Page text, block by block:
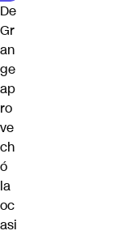
De
Gr
an
ge
ap
ro
ve
ch
ó
la
oc
asi